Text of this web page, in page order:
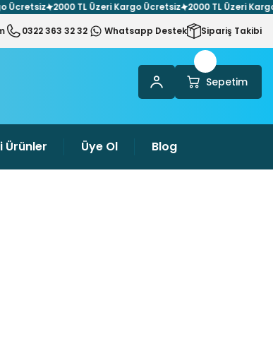
2000 TL Üzeri Kargo Ücretsiz 2000 TL Üzeri Kargo
0322 363 32 32 Whatsapp Destek Sipariş Takibi
Sepetim
Ürünler Üye Ol Blog